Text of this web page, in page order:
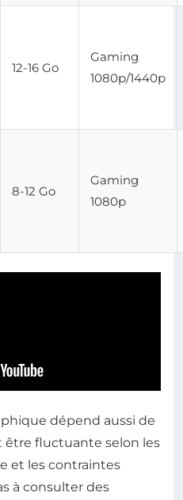
12-16 Go
Gaming
1080p/1440p
8-12 Go
Gaming
1080p
dépend aussi de
être fluctuante selon les
et les contraintes
à consulter des